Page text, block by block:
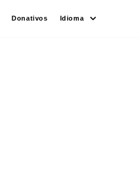
Donativos Idioma